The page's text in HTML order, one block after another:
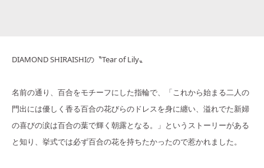
DIAMOND SHIRAISHIの〝Tear of Lily〟
名前の通り、百合をモチーフにした指輪で、「これから始まる二人の
門出には優しく香る百合の花びらのドレスを身に纏い、溢れでた新婦
の喜びの涙は百合の葉で輝く朝露となる。」というストーリーがある
と知り、挙式では必ず百合の花を持ちたかったので惹かれました。